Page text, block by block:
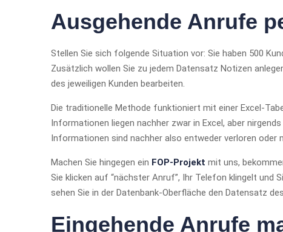
Ausgehende Anrufe
Stellen Sie sich folgende Situation vor: Sie haben 500
Zusätzlich wollen Sie zu jedem Datensatz Notizen
des jeweiligen Kunden bearbeiten.
Die traditionelle Methode funktioniert mit einer Excel-
Informationen liegen nachher zwar in Excel, aber
Informationen sind nachher also entweder verloren oder
Machen Sie hingegen ein FOP-Projekt mit uns,
Sie klicken auf “nächster Anruf”, Ihr Telefon klingelt und
sehen Sie in der Datenbank-Oberfläche den Datensatz
Eingehende Anrufe